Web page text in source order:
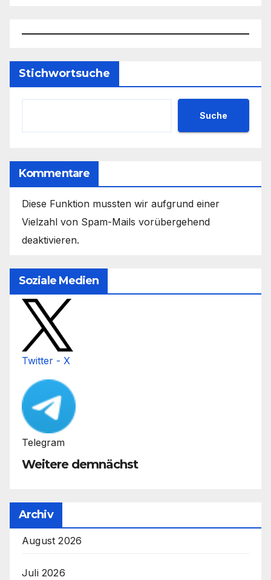
Stichwortsuche
Suche
Kommentare
Diese Funktion mussten wir aufgrund einer
Vielzahl von Spam-Mails vorübergehend
deaktivieren.
Soziale Medien
Twitter - X
Telegram
Weitere demnächst
Archiv
August 2026
Juli 2026